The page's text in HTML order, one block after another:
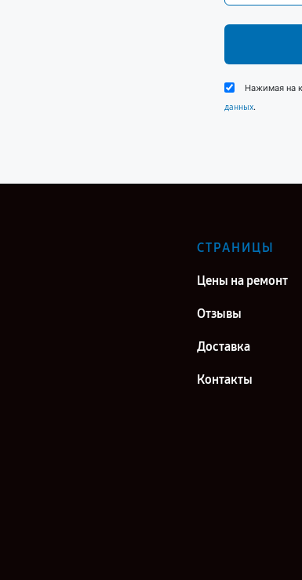
Нажимая на
данных.
СТРАНИЦЫ
Цены на ремонт
Отзывы
Доставка
Контакты